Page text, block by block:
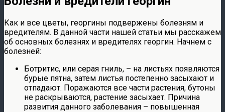
Как и все цветы, георгины подвержены болезням и
вредителям. В данной части нашей статьи мы расскажем
об основных болезнях и вредителях георгин. Начнем с
болезней:
Ботритис, или серая гниль, – на листьях появляются
бурые пятна, затем листья постепенно засыхают и
отпадают. Поражаются все части растения, бутоны
не раскрываются, растение засыхает. Причина
развития данного заболевания – повышенная